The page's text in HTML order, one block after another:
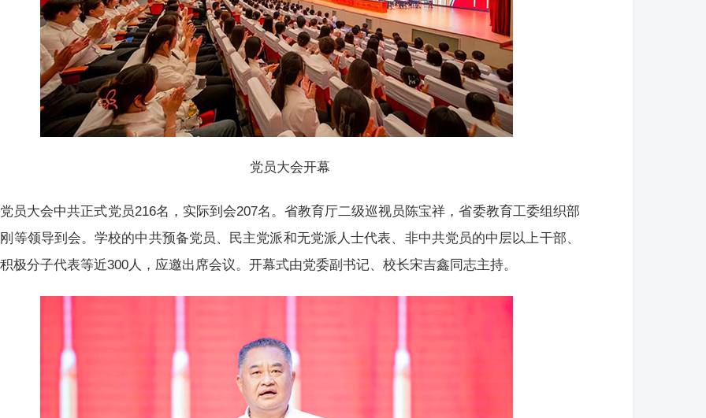
党员大会开幕
党员大会中共正式党员216名，实际到会207名。省教育厅二级巡视员陈宝祥，省委教育工委组织部
等领导到会。学校的中共预备党员、民主党派和无党派人士代表、非中共党员的中层以上干部、
极分子代表等近300人，应邀出席会议。开幕式由党委副书记、校长宋吉鑫同志主持。